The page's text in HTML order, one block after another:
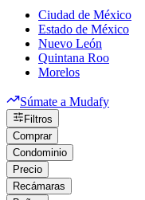
Ciudad de México
Estado de México
Nuevo León
Quintana Roo
Morelos
Súmate a Mudafy
Filtros
Comprar
Condominio
Precio
Recámaras